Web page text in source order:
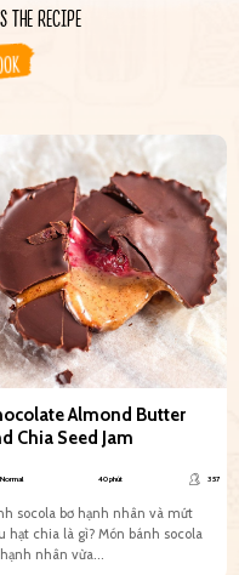
THE RECIPE
Almond Butter
Chia Seed Jam
Normal 40 phút 357
socola bơ hạnh nhân và mứt
chia là gì? Món bánh socola
hạnh nhân vừa...